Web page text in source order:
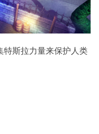
特斯拉力量来保护人类